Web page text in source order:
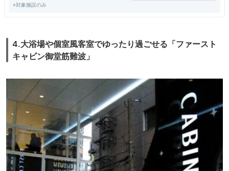
※対象施設のみ
4.大浴場や個室風客室でゆったり過ごせる「ファースト
キャビン御堂筋難波」